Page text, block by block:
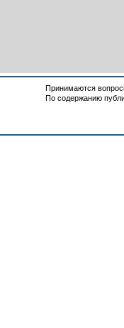
Принимаются
По содержанию